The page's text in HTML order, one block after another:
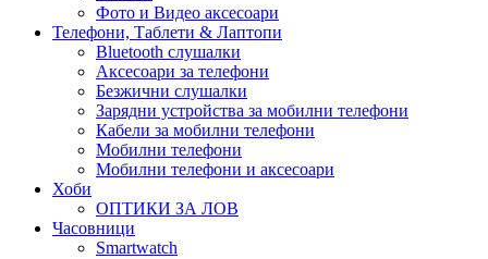
Фото и Видео аксесоари
Телефони, Таблети & Лаптопи
Bluetooth слушалки
Аксесоари за телефони
Безжични слушалки
Зарядни устройства за мобилни телефони
Кабели за мобилни телефони
Мобилни телефони
Мобилни телефони и аксесоари
Хоби
ОПТИКИ ЗА ЛОВ
Часовници
Smartwatch